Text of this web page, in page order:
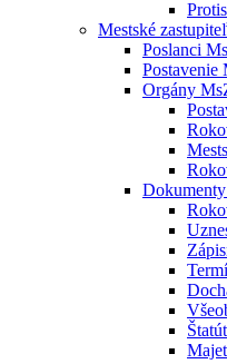
Mestské
Poslanci
Postavenie
Orgány